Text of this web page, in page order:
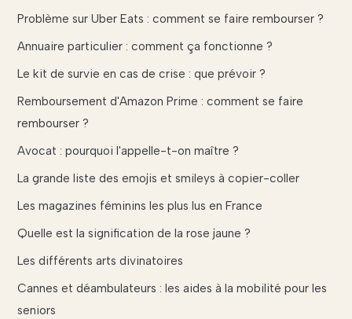
Problème sur Uber Eats : comment se faire rembourser ?
Annuaire particulier : comment ça fonctionne ?
Le kit de survie en cas de crise : que prévoir ?
Remboursement d'Amazon Prime : comment se faire
rembourser ?
Avocat : pourquoi l'appelle-t-on maître ?
La grande liste des emojis et smileys à copier-coller
Les magazines féminins les plus lus en France
Quelle est la signification de la rose jaune ?
Les différents arts divinatoires
Cannes et déambulateurs : les aides à la mobilité pour les
seniors